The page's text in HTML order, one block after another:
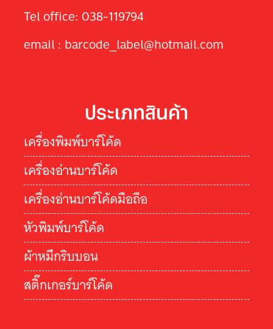
Tel office: 038-119794
email : barcode_label@hotmail.com
ประเภทสินค้า
เครื่องพิมพ์บาร์โค้ด
เครื่องอ่านบาร์โค้ด
เครื่องอ่านบาร์โค้ดมือถือ
หัวพิมพ์บาร์โค้ด
ผ้าหมึกริบบอน
สติ๊กเกอร์บาร์โค้ด